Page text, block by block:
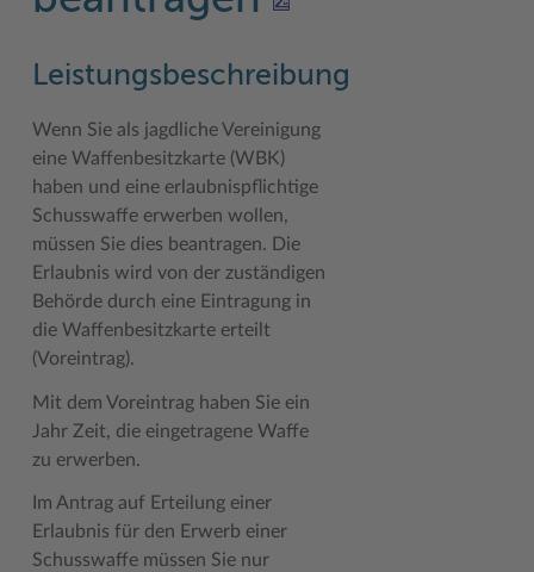
Geodatenportale (Kreiskarte)
Kfz-Zulassung
Lebenslagen
Leistungen
Lexikon
Publikationen
Zuständigkeitsfinder SH ↗
Hitzeschutz
Kreistag Sitzungskalender
Lokales Wetter
Newsletter
Pressemeldungen
Stormarninfo
Ukrainehilfe
Kreistag und Ausschüsse
Kreisverwaltung
Landrat
Sonderbereiche
Stabsbereiche
Wappen und Geschichte
Was ist ein Kreis?
Praktika und FSJ
Wen wir suchen
Klimaschutz beim Kreis Stormarn
Projekt e-Gewerbe
Wirtschafts- und Aufbaugesellschaft Stormarn
Zahlen, Daten, Fakten
Kulturelle Einrichtungen
Museen
Radwandern
Storchenhorste
Lieblingsplätze in der Metropolregion
Termine und Veranstaltungen
Vereine und Gruppen
Leistungsbeschreibung
Wenn Sie als jagdliche Vereinigung
eine Waffenbesitzkarte (WBK)
haben und eine erlaubnispflichtige
Schusswaffe erwerben wollen,
müssen Sie dies beantragen. Die
Erlaubnis wird von der zuständigen
Behörde durch eine Eintragung in
die Waffenbesitzkarte erteilt
(Voreintrag).
Mit dem Voreintrag haben Sie ein
Jahr Zeit, die eingetragene Waffe
zu erwerben.
Im Antrag auf Erteilung einer
Erlaubnis für den Erwerb einer
Schusswaffe müssen Sie nur